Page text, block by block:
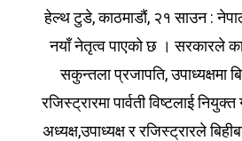
हेल्थ टुडे, काठमाडौं, २१ साउन :
नयाँ नेतृत्व पाएको छ । सरकारले
सकुन्तला प्रजापति, उपाध्यक्षमा
रजिस्ट्रारमा पार्वती विष्टलाई
अध्यक्ष,उपाध्यक्ष र रजिस्ट्रारले